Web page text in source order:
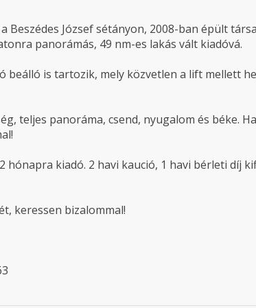
Beszédes József sétányon, 2008-ban épült
panorámás, 49 nm-es lakás vált kiadóvá.
beálló is tartozik, mely közvetlen a lift mellett
teljes panoráma, csend, nyugalom és béke.
hónapra kiadó. 2 havi kaució, 1 havi bérleti díj
keressen bizalommal!